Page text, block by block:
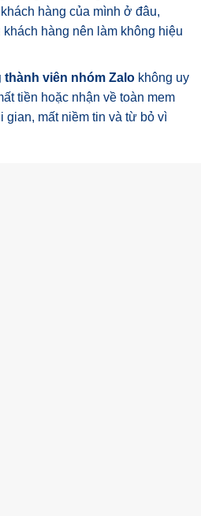
hàng của mình ở đâu,
hàng nên làm không hiệu
thành viên nhóm Zalokhông uy
tiền hoặc nhận về toàn mem
gian, mất niềm tin và từ bỏ vì